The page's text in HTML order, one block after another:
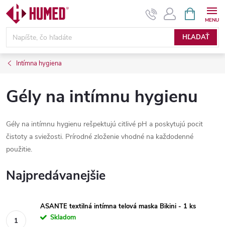
Prejsť
obsah
HĽADAŤ
KOŠÍK
Intímna hygiena
Gély na intímnu hygienu
Gély na intímnu hygienu rešpektujú citlivé pH a poskytujú pocit
čistoty a sviežosti. Prírodné zloženie vhodné na každodenné
použitie.
Najpredávanejšie
ASANTE textilná intímna telová maska Bikini - 1 ks
Skladom